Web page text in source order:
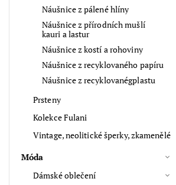
Náušnice z pálené hlíny
Náušnice z přírodních mušlí
kauri a lastur
Náušnice z kostí a rohoviny
Náušnice z recyklovaného papíru
Náušnice z recyklovanégplastu
Prsteny
Kolekce Fulani
Vintage, neolitické šperky, zkamenělé
Móda
Dámské oblečení